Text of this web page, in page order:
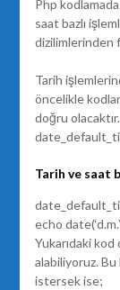
Php
saat bazlı
dizilimlerinden
Tarih
öncelikle
doğru olacaktır.
Tarih ve saat
echo
Yukarıdaki
alabiliyoruz.
istersek ise;